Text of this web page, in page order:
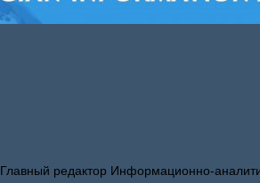
Главный редактор Информационно-